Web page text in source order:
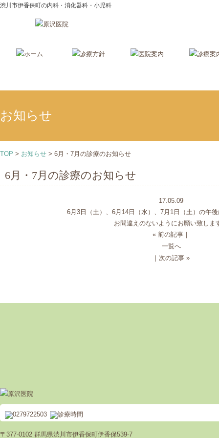
渋川市伊香保町の内科・消化器科・小児科
お知らせ
TOP > お知らせ > 6月・7月の診療のお知らせ
6月・7月の診療のお知らせ
17.05.09
6月3日（土）、6月14日（水）、7月1日（土）の午
お間違えのないようにお願い致しま
« 前の記事 ｜
一覧へ
｜ 次の記事 »
〒377-0102 群馬県渋川市伊香保町伊香保539-7